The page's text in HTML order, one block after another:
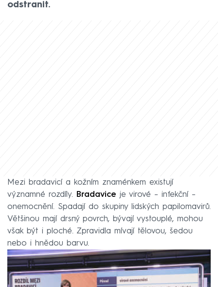
odstranit.
Mezi bradavicí a kožním znaménkem existují
významné rozdíly. Bradavice je virové – infekční –
onemocnění. Spadají do skupiny lidských papilomavirů.
Většinou mají drsný povrch, bývají vystouplé, mohou
však být i ploché. Zpravidla mívají tělovou, šedou
nebo i hnědou barvu.